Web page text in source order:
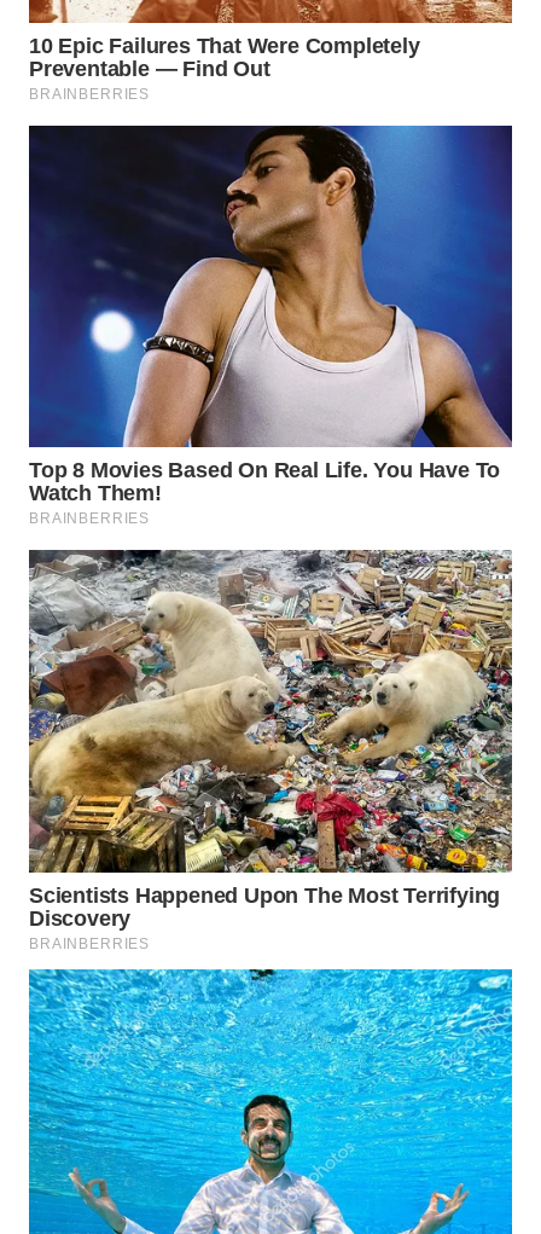
WN
PADANG
CIANJUR
WN
KEPULAUAN
WN
TANGERANG
WN
BINJAI
WN
CIREBON
WN
INDRAMAYU
WN
KUNINGAN
WN
MAJALENGKA
WN
SUBANG
WN
SUKABUMI
WN
PURWAKARTA